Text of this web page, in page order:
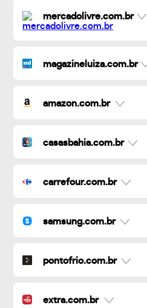
mercadolivre.com.br
magazineluiza.com.br
amazon.com.br
casasbahia.com.br
carrefour.com.br
samsung.com.br
pontofrio.com.br
extra.com.br